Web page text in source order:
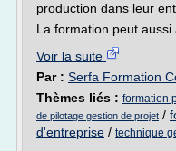
production dans leur
La formation peut aussi
Voir la suite
Par : Serfa Formation
Thèmes liés : formation
de pilotage gestion de projet /
d'entreprise / technique